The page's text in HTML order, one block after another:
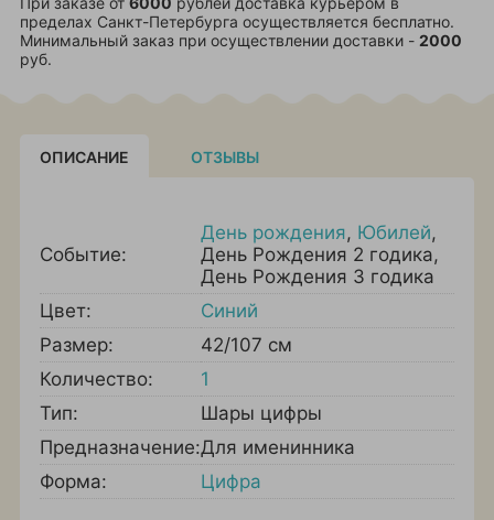
пределах Санкт-Петербурга осуществляется бесплатно.
Минимальный заказ при осуществлении доставки - 2000
руб.
ОПИСАНИЕ ОТЗЫВЫ
Событие:
День рождения, Юбилей,
День Рождения 2 годика,
День Рождения 3 годика
Цвет:
Синий
Размер:
42/107 см
Количество:
1
Тип:
Шары цифры
Предназначение:Для именинника
Форма:
Цифра